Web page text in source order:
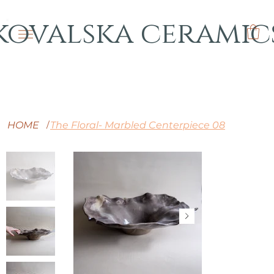
HOME /The Floral- Marbled Centerpiece 08